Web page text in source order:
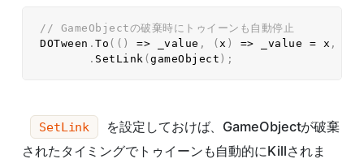
// GameObjectの破棄時にトゥイーンも自動停止
DOTween .To ( ( ) => _value , (x ) => _value = x ,
. SetLink (gameObject ) ;
SetLink
を設定しておけば、GameObjectが破棄
されたタイミングでトゥイーンも自動的にKillされま